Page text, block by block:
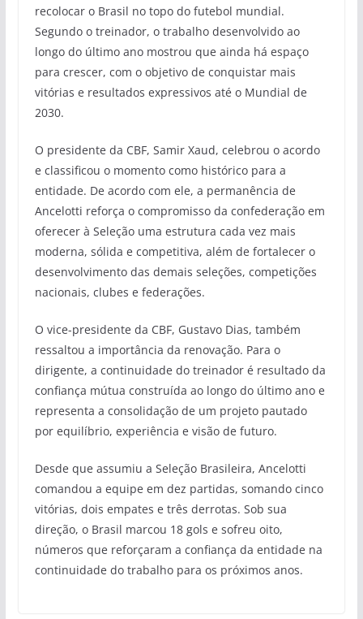
recolocar o Brasil no topo do futebol mundial.
Segundo o treinador, o trabalho desenvolvido ao
longo do último ano mostrou que ainda há espaço
para crescer, com o objetivo de conquistar mais
vitórias e resultados expressivos até o Mundial de
2030.
O presidente da CBF, Samir Xaud, celebrou o acordo
e classificou o momento como histórico para a
entidade. De acordo com ele, a permanência de
Ancelotti reforça o compromisso da confederação em
oferecer à Seleção uma estrutura cada vez mais
moderna, sólida e competitiva, além de fortalecer o
desenvolvimento das demais seleções, competições
nacionais, clubes e federações.
O vice-presidente da CBF, Gustavo Dias, também
ressaltou a importância da renovação. Para o
dirigente, a continuidade do treinador é resultado da
confiança mútua construída ao longo do último ano e
representa a consolidação de um projeto pautado
por equilíbrio, experiência e visão de futuro.
Desde que assumiu a Seleção Brasileira, Ancelotti
comandou a equipe em dez partidas, somando cinco
vitórias, dois empates e três derrotas. Sob sua
direção, o Brasil marcou 18 gols e sofreu oito,
números que reforçaram a confiança da entidade na
continuidade do trabalho para os próximos anos.